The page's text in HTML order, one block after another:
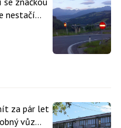
nestačí
za pár let
vůz